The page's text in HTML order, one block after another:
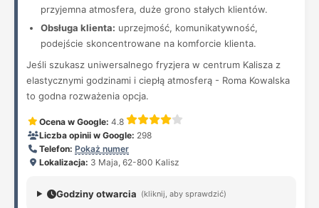
przyjemna atmosfera, duże grono stałych klientów.
Obsługa klienta: uprzejmość, komunikatywność,
podejście skoncentrowane na komforcie klienta.
Jeśli szukasz uniwersalnego fryzjera w centrum Kalisza z
elastycznymi godzinami i ciepłą atmosferą - Roma Kowalska
to godna rozważenia opcja.
Ocena w Google: 4.8
Liczba opinii w Google: 298
Telefon: Pokaż numer
Lokalizacja: 3 Maja, 62-800 Kalisz
Godziny otwarcia (kliknij, aby sprawdzić)